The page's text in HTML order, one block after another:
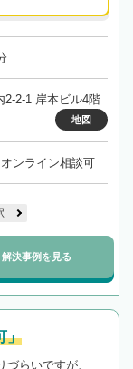
2-2-1 岸本ビル4階
地図
ンライン相談可
解決事例を見る
」
らいですが、